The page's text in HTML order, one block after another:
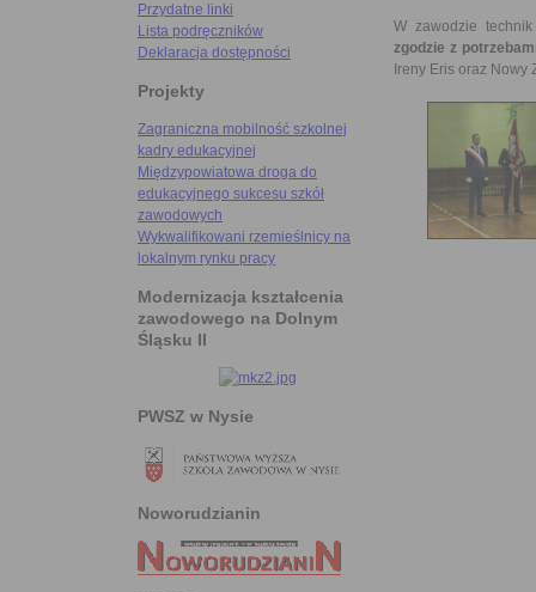
Przydatne linki
Lista podręczników
Deklaracja dostępności
Projekty
Zagraniczna mobilność szkolnej
kadry edukacyjnej
Międzypowiatowa droga do
edukacyjnego sukcesu szkół
zawodowych
Wykwalifikowani rzemieślnicy na
lokalnym rynku pracy
Modernizacja kształcenia
zawodowego na Dolnym
Śląsku II
PWSZ w Nysie
Noworudzianin
W zawodzie
zgodzie z
Ireny Eris oraz Nowy